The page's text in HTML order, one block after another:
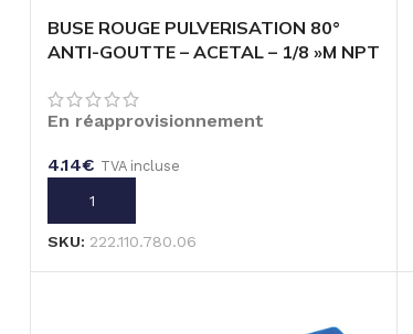
BUSE ROUGE PULVERISATION 80°
ANTI-GOUTTE – ACETAL – 1/8 »M NPT
En réapprovisionnement
4.14€ TVA incluse
AJOUTER AU PANIER
SKU: 222.110.780.06